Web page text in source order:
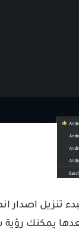
اصدار
يمكنك رؤية